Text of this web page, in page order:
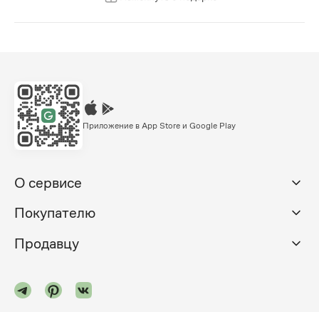
Приложение в App Store и Google Play
О сервисе
Покупателю
Продавцу